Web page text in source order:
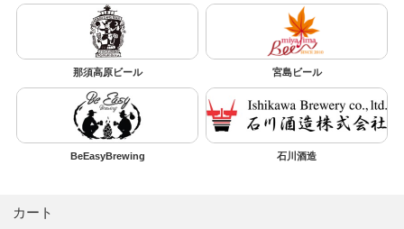
那須高原ビール 宮島ビール
BeEasyBrewing 石川酒造
カート